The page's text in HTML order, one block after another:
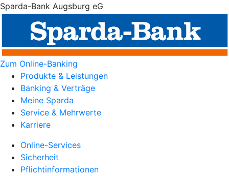
Sparda-Bank Augsburg eG
Zum Online-Banking
Produkte & Leistungen
Banking & Verträge
Meine Sparda
Service & Mehrwerte
Karriere
Online-Services
Sicherheit
Pflichtinformationen